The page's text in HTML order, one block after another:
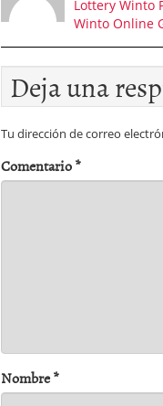
Lottery Winto
Winto Online
Deja una
Tu dirección de correo
Comentario*
Nombre*